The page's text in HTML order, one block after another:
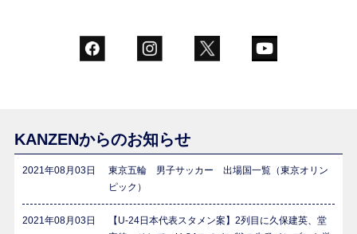
KANZENからのお知らせ
2021年08月03日
東京五輪 男子サッカー 出場国一覧（東京オリン
ピック）
2021年08月03日
【U-24日本代表スタメン案】2列目に久保建英、堂